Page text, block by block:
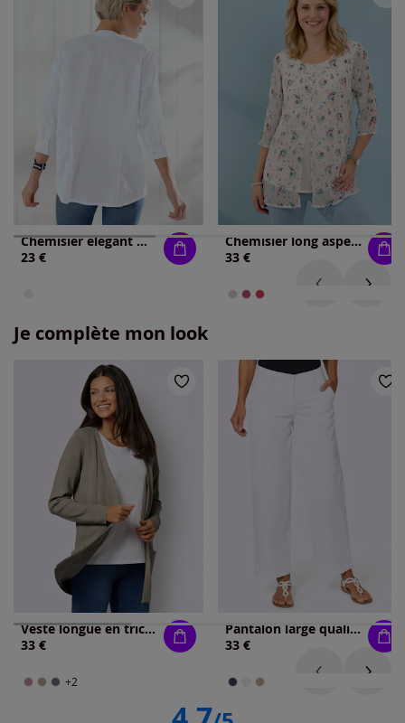
Chemisier élégant manches 3/4 avec encolure en v
23 €
Chemisier long aspect 2 en 1 tendance
33 €
Je complète mon look
Veste longue en tricot 80% viscose
33 €
+2
Pantalon large qualité jean légère et estivale
33 €